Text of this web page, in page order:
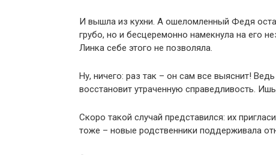
И вышла из кухни. А ошеломленный Федя
грубо, но и бесцеремонно намекнула на его
Линка себе этого не позволяла.
Ну, ничего: раз так – он сам все выяснит!
восстановит утраченную справедливость.
Скоро такой случай представился: их
тоже – новые родственники поддерживала